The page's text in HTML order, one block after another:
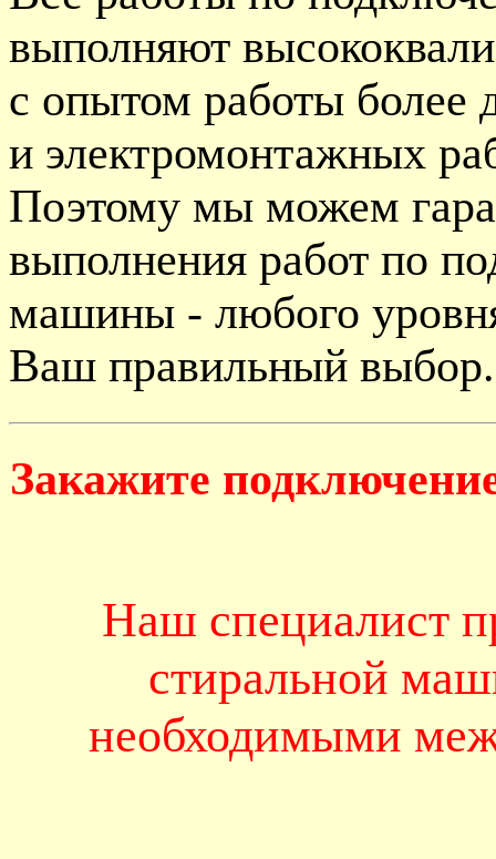
выполняют
с опытом работы более
и электромонтажных
Поэтому мы можем
выполнения работ по
машины - любого
Ваш правильный выбор.
Закажите
Наш специалист
стиральной
необходимыми